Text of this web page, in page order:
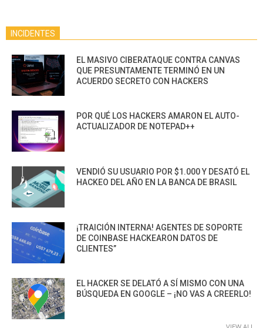
INCIDENTES
EL MASIVO CIBERATAQUE CONTRA CANVAS
QUE PRESUNTAMENTE TERMINÓ EN UN
ACUERDO SECRETO CON HACKERS
POR QUÉ LOS HACKERS AMARON EL AUTO-
ACTUALIZADOR DE NOTEPAD++
VENDIÓ SU USUARIO POR $1.000 Y DESATÓ EL
HACKEO DEL AÑO EN LA BANCA DE BRASIL
¡TRAICIÓN INTERNA! AGENTES DE SOPORTE
DE COINBASE HACKEARON DATOS DE
CLIENTES”
EL HACKER SE DELATÓ A SÍ MISMO CON UNA
BÚSQUEDA EN GOOGLE – ¡NO VAS A CREERLO!